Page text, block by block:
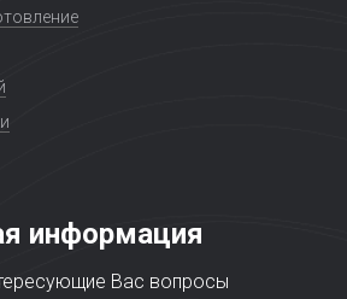
информация
Вас вопросы